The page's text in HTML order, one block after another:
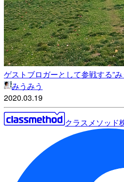
ゲストブロガーとして参戦する”み
みうみう
2020.03.19
クラスメソッド